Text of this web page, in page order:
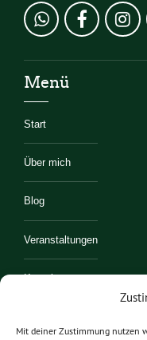
Mit deiner Zustimmung nutzen
Menü
Start
Über mich
Blog
Veranstaltungen